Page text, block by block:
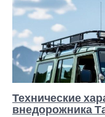
Технические
внедорожника